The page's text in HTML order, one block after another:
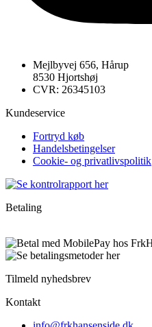
Mejlbyvej 656, Hårup
8530 Hjortshøj
CVR: 26345103
Kundeservice
Fortryd køb
Handelsbetingelser
Cookie- og privatlivspolitik
Betaling
Tilmeld nyhedsbrev
Kontakt